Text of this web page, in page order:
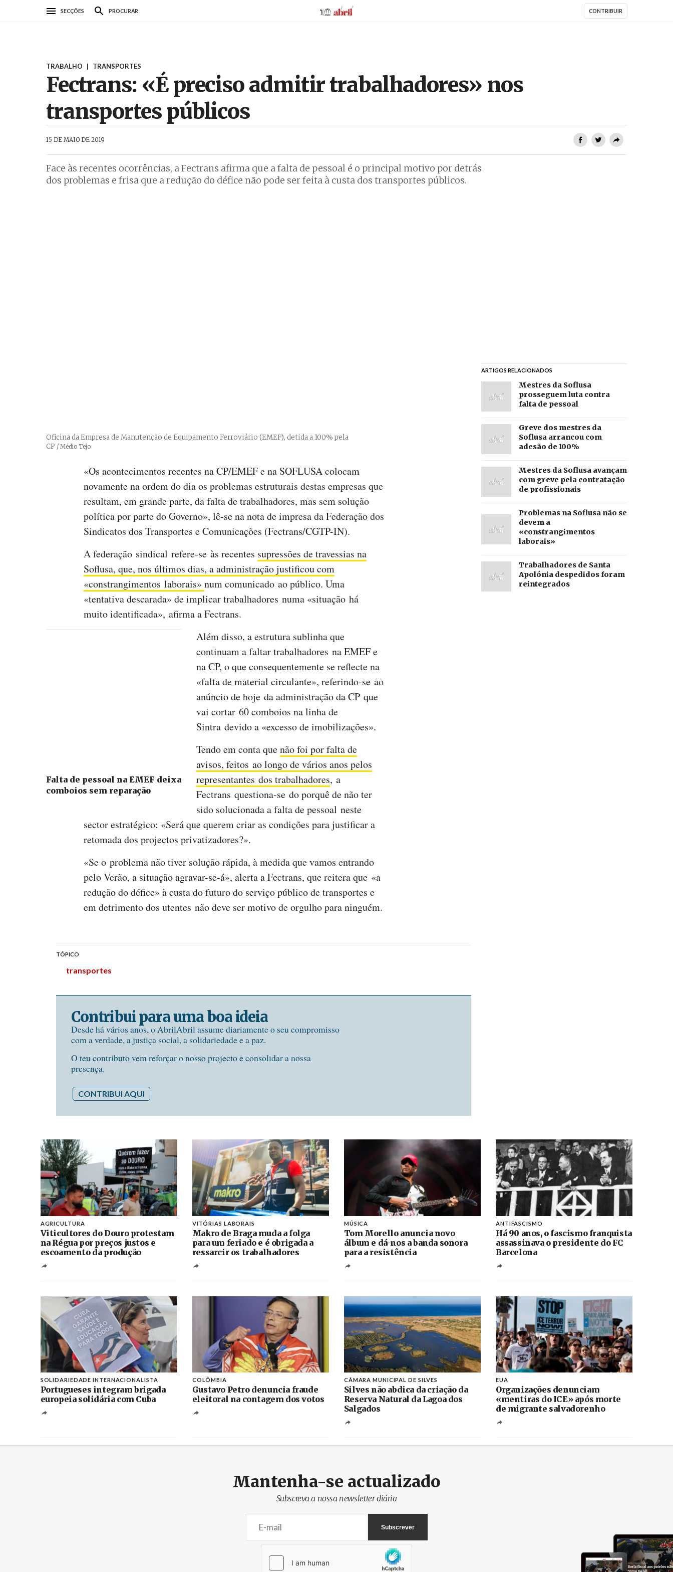
SECÇÕES PROCURAR AbrilAbril CONTRIBUIR
TRABALHO | TRANSPORTES
Fectrans: «É preciso admitir trabalhadores» nos
transportes públicos
15 DE MAIO DE 2019
Face às recentes ocorrências, a Fectrans afirma que a falta de pessoal é o principal motivo por detrás
dos problemas e frisa que a redução do défice não pode ser feita à custa dos transportes públicos.
Oficina da Empresa de Manutenção de Equipamento Ferroviário (EMEF), detida a 100% pela
CP Créditos
/ Médio Tejo
«Os acontecimentos recentes na CP/EMEF e na SOFLUSA colocam
novamente na ordem do dia os problemas estruturais destas empresas que
resultam, em grande parte, da falta de trabalhadores, mas sem solução
política por parte do Governo», lê-se na nota de impresa da Federação dos
Sindicatos dos Transportes e Comunicações (Fectrans/CGTP-IN).
A federação sindical refere-se às recentes supressões de travessias na
Soflusa, que, nos últimos dias, a administração justificou com
«constrangimentos laborais» num comunicado ao público. Uma
«tentativa descarada» de implicar trabalhadores numa «situação há
muito identificada», afirma a Fectrans.
Falta de pessoal na EMEF deixa
comboios sem reparação
Além disso, a estrutura sublinha que
continuam a faltar trabalhadores na EMEF e
na CP, o que consequentemente se reflecte na
«falta de material circulante», referindo-se ao
anúncio de hoje da administração da CP que
vai cortar 60 comboios na linha de
Sintra devido a «excesso de imobilizações».
Tendo em conta quenão foi por falta de
avisos, feitos ao longo de vários anos pelos
representantes dos trabalhadores, a
Fectrans questiona-se do porquê de não ter
sido solucionada a falta de pessoal neste
sector estratégico: «Será que querem criar as condições para justificar a
retomada dos projectos privatizadores?».
«Se o problema não tiver solução rápida, à medida que vamos entrando
pelo Verão, a situação agravar-se-á», alerta a Fectrans, que reitera que «a
redução do défice» à custa do futuro do serviço público de transportes e
em detrimento dos utentes não deve ser motivo de orgulho para ninguém.
TÓPICO
transportes
Contribui para uma boa ideia
Desde há vários anos, o AbrilAbril assume diariamente o seu compromisso
com a verdade, a justiça social, a solidariedade e a paz.
O teu contributo vem reforçar o nosso projecto e consolidar a nossa
presença.
CONTRIBUI AQUI
ARTIGOS RELACIONADOS
Mestres da Soflusa
prosseguem luta contra
falta de pessoal
Greve dos mestres da
Soflusa arrancou com
adesão de 100%
Mestres da Soflusa avançam
com greve pela contratação
de profissionais
Problemas na Soflusa não se
devem a
«constrangimentos
laborais»
Trabalhadores de Santa
Apolónia despedidos foram
reintegrados
AGRICULTURA
Viticultores do Douro protestam
na Régua por preços justos e
escoamento da produção
VITÓRIAS LABORAIS
Makro de Braga muda a folga
para um feriado e é obrigada a
ressarcir os trabalhadores
MÚSICA
Tom Morello anuncia novo
álbum e dá-nos a banda sonora
para a resistência
ANTIFASCISMO
Há 90 anos, o fascismo franquista
assassinava o presidente do FC
Barcelona
SOLIDARIEDADE INTERNACIONALISTA
Portugueses integram brigada
europeia solidária com Cuba
COLÔMBIA
Gustavo Petro denuncia fraude
eleitoral na contagem dos votos
CÂMARA MUNICIPAL DE SILVES
Silves não abdica da criação da
Reserva Natural da Lagoa dos
Salgados
EUA
Organizações denunciam
«mentiras do ICE» após morte
de migrante salvadorenho
Mantenha-se actualizado
Subscreva a nossa newsletter diária